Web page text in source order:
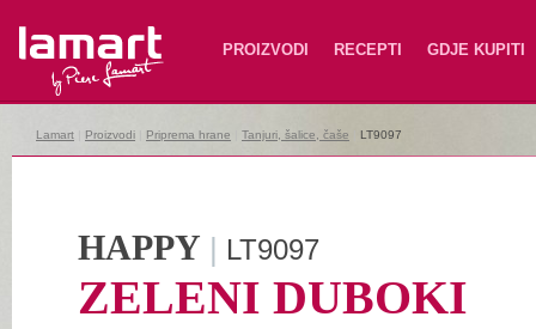
Lamart PROIZVODI RECEPTI GDJE KUPITI
Lamart Proizvodi Priprema hrane Tanjuri, šalice, čaše LT9097
HAPPY | LT9097
ZELENI DUBOKI